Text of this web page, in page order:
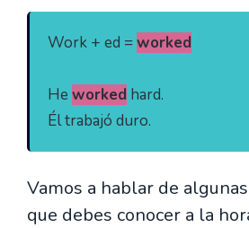
Work + ed = worked
He worked hard.
Él trabajó duro.
Vamos a hablar de
que debes conocer a la